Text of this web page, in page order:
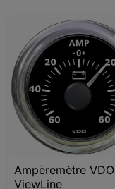
Ampèremètre VDO
ViewLine